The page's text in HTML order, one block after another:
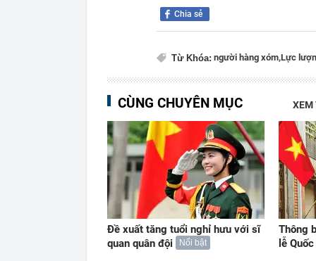
Chia sẻ
Từ Khóa: người hàng xóm,Lực
CÙNG CHUYÊN MỤC XEM
Đề xuất tăng tuổi nghỉ hưu với sĩ
quan quân đội
Nổi bật
Thông
lễ